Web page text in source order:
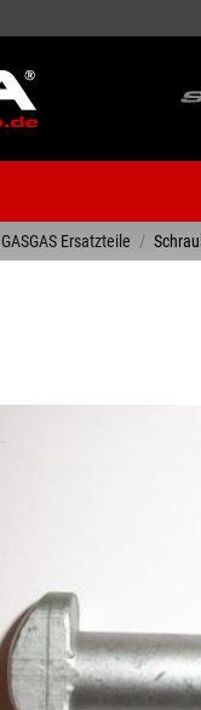
GASGAS Ersatzteile